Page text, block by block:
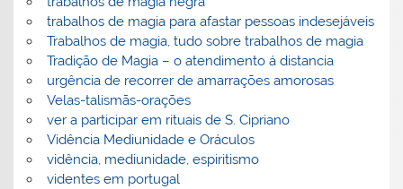
trabalhos de magia para afastar pessoas indesejáveis
Trabalhos de magia, tudo sobre trabalhos de magia
Tradição de Magia – o atendimento á distancia
urgência de recorrer de amarrações amorosas
Velas-talismãs-orações
ver a participar em rituais de S. Cipriano
Vidência Mediunidade e Oráculos
vidência, mediunidade, espiritismo
videntes em portugal